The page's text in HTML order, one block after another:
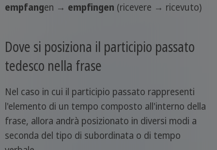
empfangen → empfingen (ricevere → ricevuto)
Dove si posiziona il participio passato
tedesco nella frase
Nel caso in cui il participio passato rappresenti
l'elemento di un tempo composto all'interno della
frase, allora andrà posizionato in diversi modi a
seconda del tipo di subordinata o di tempo